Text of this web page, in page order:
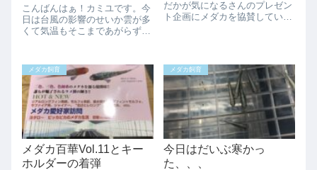
こんばんはぁ！カミユです。今
日は台風の影響のせいか雲が多
くて気温もそこまであがらずい
間にやってました。青蝶GSが
いいサイズになってきてたので
トロ舟に引っ越しました。ヒレ
もなんとなく伸び...
だかが気になるさんのプレゼン
ト企画にメダカを協賛していま
るようです。下側容器の青蝶
GS産卵が始まった...
メダカ飼育
メダカ百華Vol.11とキー
ホルダーの着弾
メダカ飼育
今日はだいぶ寒かっ
た、、、